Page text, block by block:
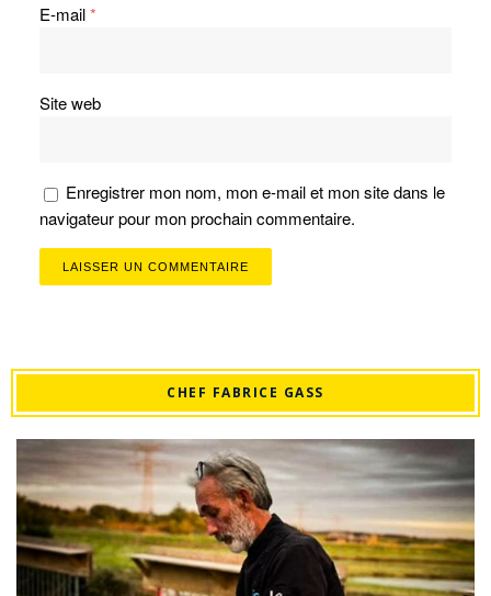
E-mail*
Site web
Enregistrer mon nom, mon e-mail et mon site dans le
navigateur pour mon prochain commentaire.
CHEF FABRICE GASS